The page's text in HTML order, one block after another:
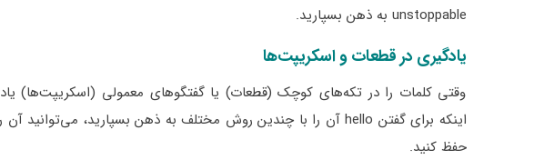
unstoppable به ذهن بسپارید.
یادگیری در قطعات و اسکریپت‌ها
وقتی کلمات را در تکه‌های کوچک (قطعات) یا گفتگوهای معمولی (اسکریپت‌ها)
حفظ کنید.